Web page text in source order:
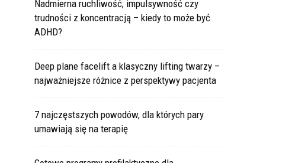
Nadmierna ruchliwość, impulsywność czy
trudności z koncentracją – kiedy to może być
ADHD?
Deep plane facelift a klasyczny lifting twarzy –
najważniejsze różnice z perspektywy pacjenta
7 najczęstszych powodów, dla których pary
umawiają się na terapię